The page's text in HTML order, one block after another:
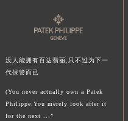
没人能拥有百达翡丽,只不过为下一
代保管而已
(You never actually own a Patek
Philippe.You merely look after it
for the next ...”